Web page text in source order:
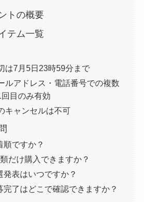
トの概要
テム一覧
は7月5日23時59分まで
ルアドレス・電話番号での複数
目のみ有効
キャンセルは不可
順ですか？
だけ購入できますか？
発表はいつですか？
完了はどこで確認できますか？